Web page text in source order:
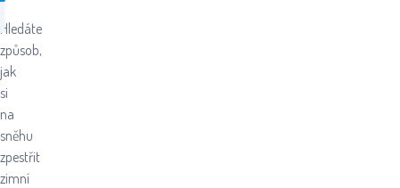
Hledáte
způsob,
jak
si
na
sněhu
zpestřit
zimní